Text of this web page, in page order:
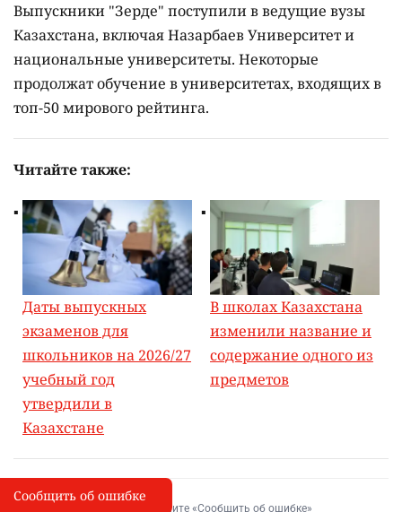
Выпускники "Зерде" поступили в ведущие вузы
Казахстана, включая Назарбаев Университет и
национальные университеты. Некоторые
продолжат обучение в университетах, входящих в
топ-50 мирового рейтинга.
Читайте также:
Даты выпускных
экзаменов для
школьников на 2026/27
учебный год
утвердили в
Казахстане
В школах Казахстана
изменили название и
содержание одного из
предметов
I
Сообщить об опечатке
Выделите фрагмент и нажмите «Сообщить об ошибке»
Сообщить об ошибке